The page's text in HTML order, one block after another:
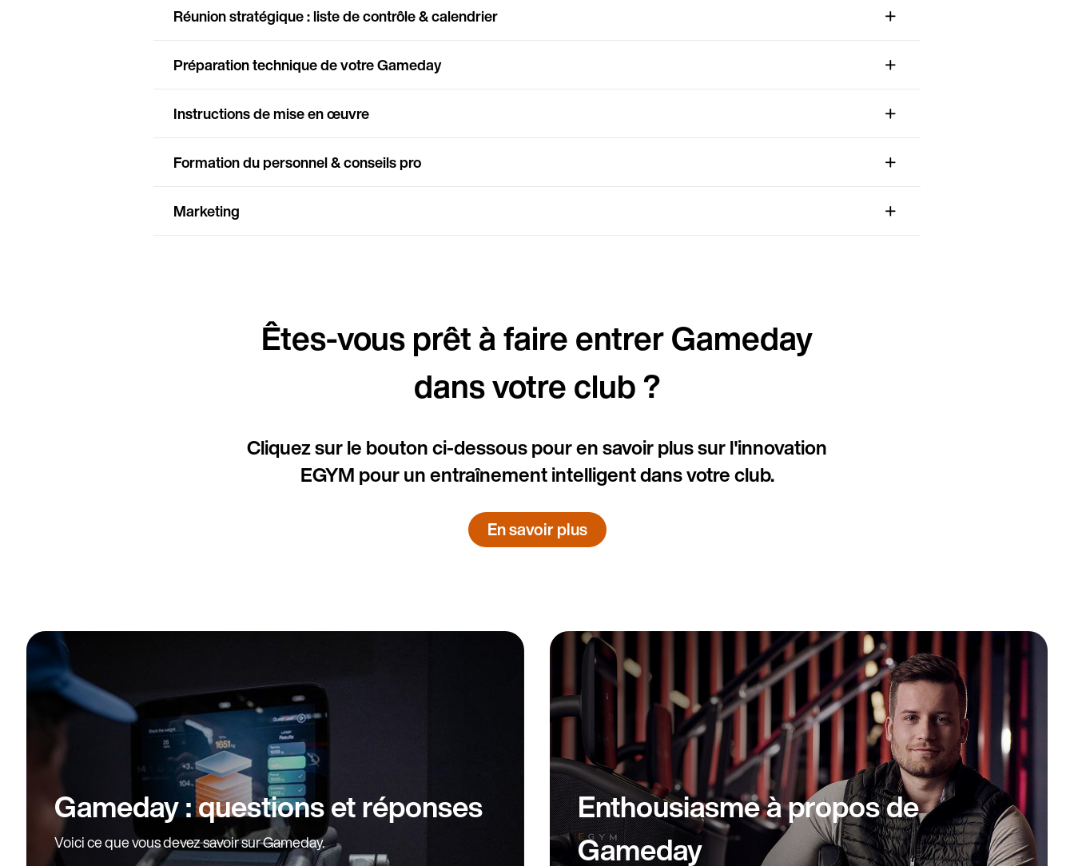
Réunion stratégique : liste de contrôle & calendrier
Préparation technique de votre Gameday
Instructions de mise en œuvre
Formation du personnel & conseils pro
Marketing
Êtes-vous prêt à faire entrer Gameday
dans votre club ?
Cliquez sur le bouton ci-dessous pour en savoir plus sur l'innovation
EGYM pour un entraînement intelligent dans votre club.
En savoir plus
Gameday : questions et réponses
Voici ce que vous devez savoir sur Gameday.
Enthousiasme à propos de
Gameday